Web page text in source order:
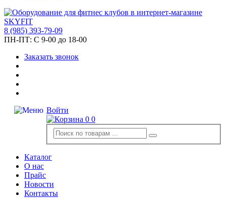
8 (985) 393-79-09
ПН-ПТ: С 9-00 до 18-00
Заказать звонок
Войти
0 0
Каталог
О нас
Прайс
Новости
Контакты